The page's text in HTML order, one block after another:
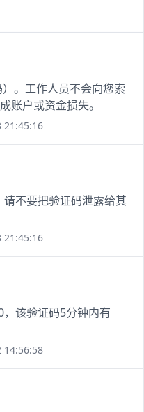
。工作人员不会向您索
账户或资金损失。
21:45:16
请不要把验证码泄露给其
21:45:16
，该验证码5分钟内有
14:56:58